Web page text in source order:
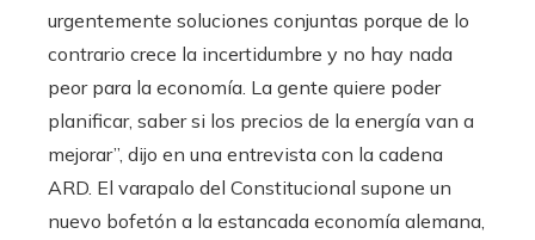
urgentemente soluciones conjuntas porque de lo
contrario crece la incertidumbre y no hay nada
peor para la economía. La gente quiere poder
planificar, saber si los precios de la energía van a
mejorar”, dijo en una entrevista con la cadena
ARD. El varapalo del Constitucional supone un
nuevo bofetón a la estancada economía alemana,